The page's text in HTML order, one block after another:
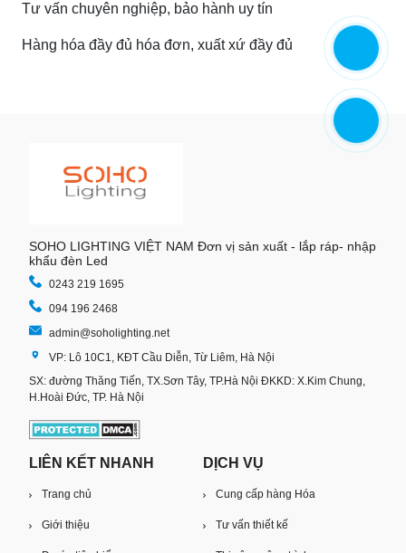
Tư vấn chuyên nghiệp, bảo hành uy tín
Hàng hóa đầy đủ hóa đơn, xuất xứ đầy đủ
SOHO LIGHTING VIỆT NAM Đơn vị sản xuất - lắp ráp- nhập
khẩu đèn Led
0243 219 1695
094 196 2468
admin@soholighting.net
VP: Lô 10C1, KĐT Cầu Diễn, Từ Liêm, Hà Nội
SX: đường Thăng Tiến, TX.Sơn Tây, TP.Hà Nội ĐKKD: X.Kim Chung,
H.Hoài Đức, TP. Hà Nội
LIÊN KẾT NHANH
Trang chủ
Giới thiệu
DỊCH VỤ
Cung cấp hàng Hóa
Tư vấn thiết kế